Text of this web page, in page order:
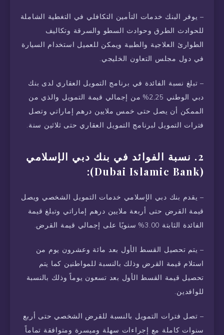
– يوفر البنك خدمات التأمين التكافلي في التغطية الشاملة
للحوادث الطرق وحوادث السطو والسرقة وتكاليف
الطوارئ العلاجية والطبية ويمكن للعميل استخدام السيارة
في دول مجلس التعاون الخليجي.
– تبلغ نسبة الفائدة في برنامج التمويل العقاري لدى بنك
دبي الوطني 2,25% من إجمالي قيمة التمويل والذي من
الممكن أن يصل حتى خمس ملايين درهم إماراتي وتصل
فترات التمويل لبرنامج التمويل العقاري حتى ثلاثين سنة.
2. نسبة الفوائد في بنك دبي الإسلامي
(Dubai Islamic Bank):
– يقدم بنك دبي الإسلامي خدمات التمويل الشخصي ويصل
قيمة القرض حتى أربعة ملايين درهم إماراتي وتبلغ قيمة
الفائدة الثابتة 3.00% سنويًا على إجمالي قيمة القرض.
– يتم تحصيل القسط الأول بعد مائة وعشرون يوم من
استلام قيمة القرض وذلك بالنسبة للمواطنين كما يتم
تحصيل قيمة القسط الأول بعد تسعون يوماً وذلك بالنسبة
للوافدين.
– تصل فترات التمويل بالنسبة للقرض الشخصي حتى أربع
سنوات كاملة مع إجراءات سهلة وميسرة ومتوافقة تماماً